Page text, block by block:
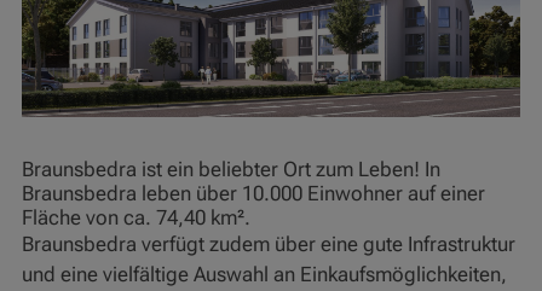
Braunsbedra ist ein beliebter Ort zum Leben! In
Braunsbedra leben über 10.000 Einwohner auf einer
Fläche von ca. 74,40 km².
Braunsbedra verfügt zudem über eine gute Infrastruktur
und eine vielfältige Auswahl an Einkaufsmöglichkeiten,